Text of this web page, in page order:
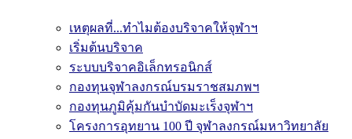
เหตุผลที่...ทำไมต้องบริจาคให้จุฬาฯ
เริ่มต้นบริจาค
ระบบบริจาคอิเล็กทรอนิกส์
กองทุนจุฬาลงกรณ์บรมราชสมภพฯ
กองทุนภูมิคุ้มกันบำบัดมะเร็งจุฬาฯ
โครงการอุทยาน 100 ปี จุฬาลงกรณ์มหาวิทยาลัย